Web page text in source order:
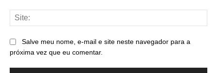
Salve meu nome, e-mail e site neste navegador para a
próxima vez que eu comentar.